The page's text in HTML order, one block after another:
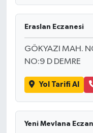
Eraslan Eczanesi
GÖKYAZI MAH.
NO:9 D DEMRE
Yol Tarifi Al
Yeni Mevlana